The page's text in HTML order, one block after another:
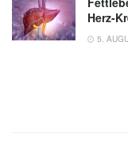
Herz-
5.